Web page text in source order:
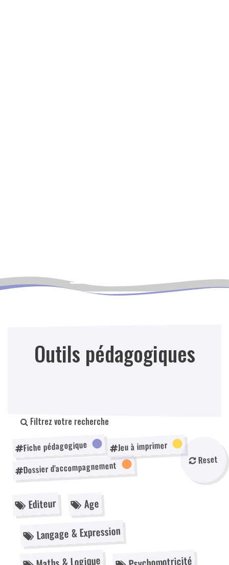
Outils pédagogiques
Filtrez votre recherche
Fiche pédagogique Jeu à imprimer
Dossier d'accompagnement Reset
Editeur Age
Langage & Expression